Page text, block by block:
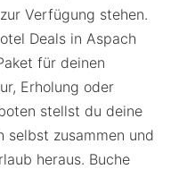
Verfügung stehen.
Deals in Aspach
für deinen
Erholung oder
stellst du deine
selbst zusammen und
heraus. Buche